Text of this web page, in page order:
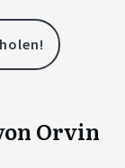
Orvin